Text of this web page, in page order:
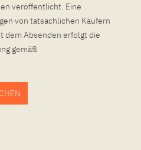
veröffentlicht. Eine
von tatsächlichen Käufern
dem Absenden erfolgt die
gemäß